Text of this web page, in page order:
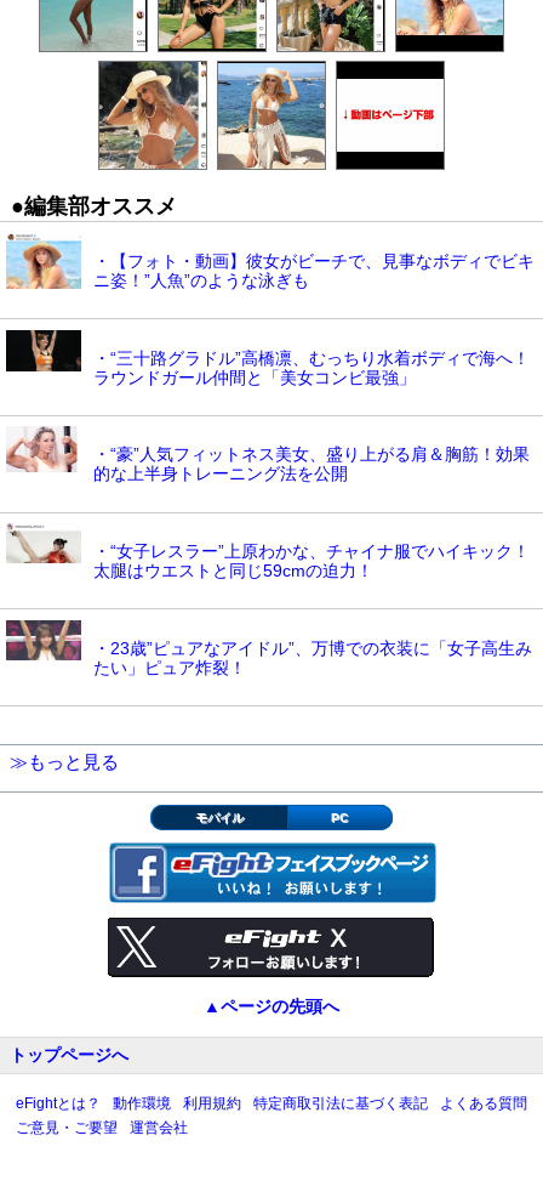
●編集部オススメ
・【フォト・動画】彼女がビーチで、見事なボディでビキ
ニ姿！”人魚”のような泳ぎも
・“三十路グラドル”高橋凛、むっちり水着ボディで海へ！
ラウンドガール仲間と「美女コンビ最強」
・“豪”人気フィットネス美女、盛り上がる肩＆胸筋！効果
的な上半身トレーニング法を公開
・“女子レスラー”上原わかな、チャイナ服でハイキック！
太腿はウエストと同じ59cmの迫力！
・23歳”ピュアなアイドル”、万博での衣装に「女子高生み
たい」ピュア炸裂！
≫もっと見る
モバイル PC
▲ページの先頭へ
トップページへ
eFightとは？ 動作環境 利用規約 特定商取引法に基づく表記
よくある質問
ご意見・ご要望
運営会社